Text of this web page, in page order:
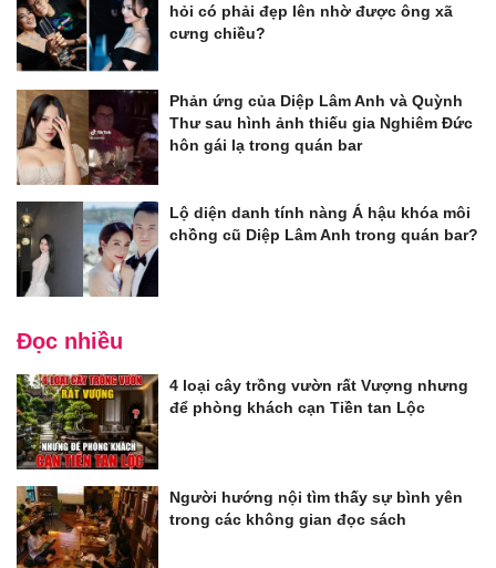
hỏi có phải đẹp lên nhờ được ông xã
cưng chiều?
Phản ứng của Diệp Lâm Anh và Quỳnh
Thư sau hình ảnh thiếu gia Nghiêm Đức
hôn gái lạ trong quán bar
Lộ diện danh tính nàng Á hậu khóa môi
chồng cũ Diệp Lâm Anh trong quán bar?
Đọc nhiều
4 loại cây trồng vườn rất Vượng nhưng
để phòng khách cạn Tiền tan Lộc
Người hướng nội tìm thấy sự bình yên
trong các không gian đọc sách